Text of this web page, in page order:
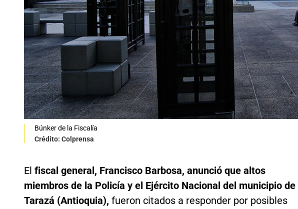
Búnker de la Fiscalía
Crédito: Colprensa
El fiscal general, Francisco Barbosa, anunció que altos
miembros de la Policía y el Ejército Nacional del municipio de
Tarazá (Antioquia), fueron citados a responder por posibles